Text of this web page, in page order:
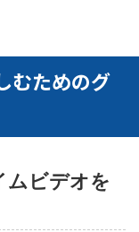
むためのグ
ムビデオを